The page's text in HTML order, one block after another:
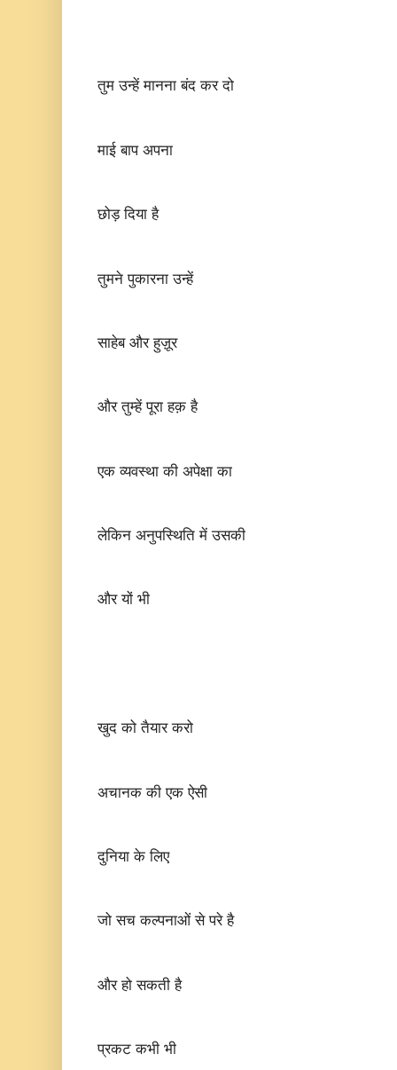
तुम उन्हें मानना बंद कर दो
माई बाप अपना
छोड़ दिया है
तुमने पुकारना उन्हें
साहेब और हुज़ूर
और तुम्हें पूरा हक़ है
एक व्यवस्था की अपेक्षा का
लेकिन अनुपस्थिति में उसकी
और यों भी
खुद को तैयार करो
अचानक की एक ऐसी
दुनिया के लिए
जो सच कल्पनाओं से परे है
और हो सकती है
प्रकट कभी भी